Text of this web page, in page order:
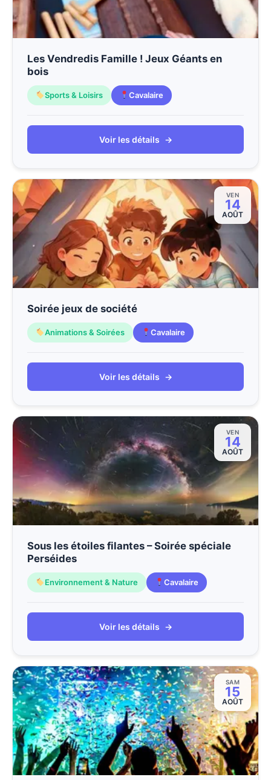
Les Vendredis Famille ! Jeux Géants en
bois
Sports & Loisirs Cavalaire
Voir les détails →
VEN
14
AOÛT
Soirée jeux de société
Animations & Soirées Cavalaire
Voir les détails →
VEN
14
AOÛT
Sous les étoiles filantes – Soirée spéciale
Perséides
Environnement & Nature Cavalaire
Voir les détails →
SAM
15
AOÛT